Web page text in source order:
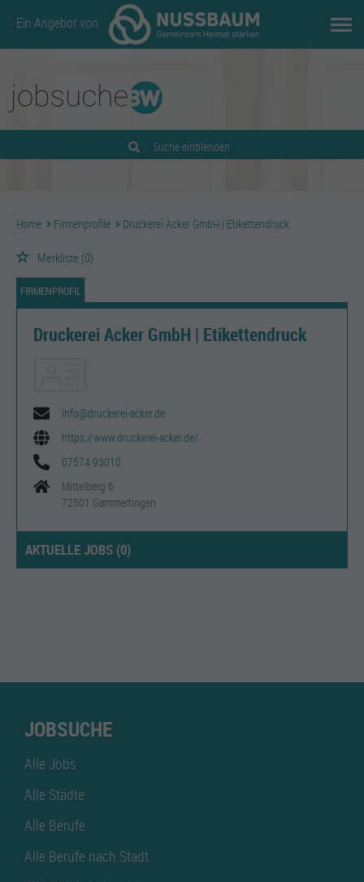
Ein Angebot von
Suche einblenden
Home Firmenprofile Druckerei Acker GmbH | Etikettendruck
Merkliste (0)
FIRMENPROFIL
Druckerei Acker GmbH | Etikettendruck
info@druckerei-acker.de
https://www.druckerei-acker.de/
07574 93010
Mittelberg 6
72501 Gammertingen
AKTUELLE JOBS (0)
JOBSUCHE
Alle Jobs
Alle Städte
Alle Berufe
Alle Berufe nach Stadt